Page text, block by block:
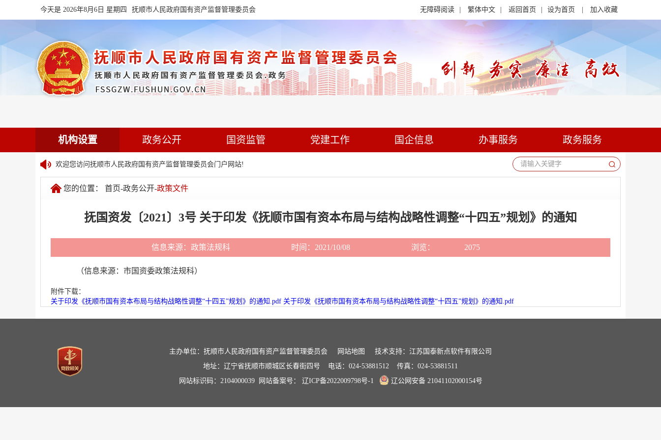
今天是 2026年8月6日 星期四 抚顺市人民政府国有资产监督管理委员会 无障碍阅读 繁体中文 返回首页 设为首页 加入收藏
机构设置 政务公开 国资监管 党建工作 国企信息 办事服务 政务服务
欢迎您访问抚顺市人民政府国有资产监督管理委员会门户网站! 请输入关键字
您的位置： 首页-政务公开-政策文件
抚国资发〔2021〕3号 关于印发《抚顺市国有资本布局与结构战略性调整“十四五”规划》的通知
信息来源：政策法规科 时间：2021/10/08 浏览： 2075
（信息来源：市国资委政策法规科）
附件下载：
关于印发《抚顺市国有资本布局与结构战略性调整“十四五”规划》的通知.pdf 关于印发《抚顺市国有资本布局与结构战略性调整“十四五”规划》的通知.pdf
主办单位：抚顺市人民政府国有资产监督管理委员会 网站地图
技术支持：江苏国泰新点软件有限公司
地址：辽宁省抚顺市顺城区长春街四号
电话：024-53881512
传真：024-53881511
网站标识码：2104000039
网站备案号： 辽ICP备2022009798号-1 辽公网安备 21041102000154号